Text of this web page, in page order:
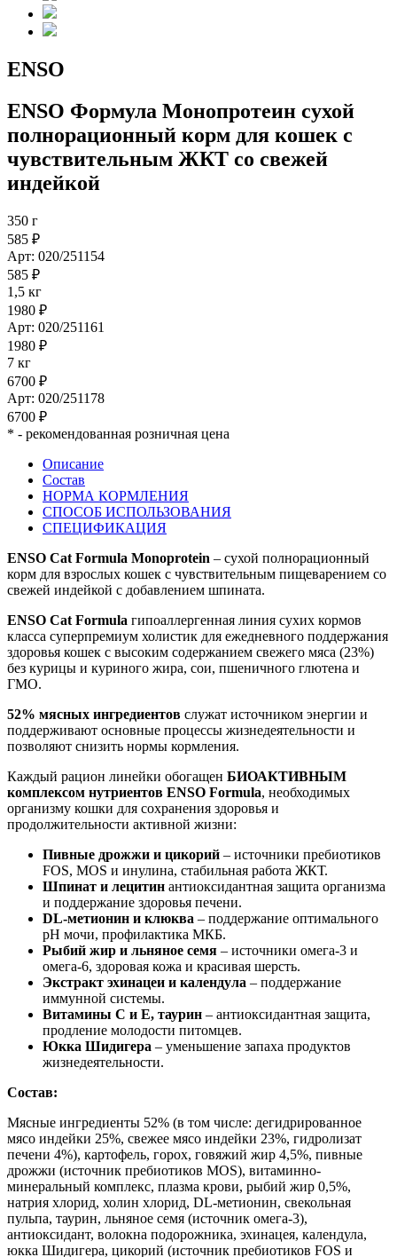
ENSO
ENSO Формула Монопротеин сухой
полнорационный корм для кошек с
чувствительным ЖКТ со свежей
индейкой
350 г
585 ₽
Арт: 020/251154
585 ₽
1,5 кг
1980 ₽
Арт: 020/251161
1980 ₽
7 кг
6700 ₽
Арт: 020/251178
6700 ₽
* - рекомендованная розничная цена
Описание
Состав
НОРМА КОРМЛЕНИЯ
СПОСОБ ИСПОЛЬЗОВАНИЯ
СПЕЦИФИКАЦИЯ
ENSO Cat Formula Monoprotein – сухой полнорационный
корм для взрослых кошек с чувствительным пищеварением со
свежей индейкой с добавлением шпината.
ENSO Cat Formula гипоаллергенная линия сухих кормов
класса суперпремиум холистик для ежедневного поддержания
здоровья кошек с высоким содержанием свежего мяса (23%)
без курицы и куриного жира, сои, пшеничного глютена и
ГМО.
52% мясных ингредиентов служат источником энергии и
поддерживают основные процессы жизнедеятельности и
позволяют снизить нормы кормления.
Каждый рацион линейки обогащен БИОАКТИВНЫМ
комплексом нутриентов ENSO Formula, необходимых
организму кошки для сохранения здоровья и
продолжительности активной жизни:
Пивные дрожжи и цикорий – источники пребиотиков
FOS, MOS и инулина, стабильная работа ЖКТ.
Шпинат и лецитин антиоксидантная защита организма
и поддержание здоровья печени.
DL-метионин и клюква – поддержание оптимального
pH мочи, профилактика МКБ.
Рыбий жир и льняное семя – источники омега-3 и
омега-6, здоровая кожа и красивая шерсть.
Экстракт эхинацеи и календула – поддержание
иммунной системы.
Витамины С и Е, таурин – антиоксидантная защита,
продление молодости питомцев.
Юкка Шидигера – уменьшение запаха продуктов
жизнедеятельности.
Состав:
Мясные ингредиенты 52% (в том числе: дегидрированное
мясо индейки 25%, свежее мясо индейки 23%, гидролизат
печени 4%), картофель, горох, говяжий жир 4,5%, пивные
дрожжи (источник пребиотиков MOS), витаминно-
минеральный комплекс, плазма крови, рыбий жир 0,5%,
натрия хлорид, холин хлорид, DL-метионин, свекольная
пульпа, таурин, льняное семя (источник омега-3),
антиоксидант, волокна подорожника, эхинацея, календула,
юкка Шидигера, цикорий (источник пребиотиков FOS и